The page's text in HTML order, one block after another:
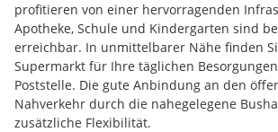
profitieren von einer hervorragenden
Apotheke, Schule und Kindergarten sind
erreichbar. In unmittelbarer Nähe finden
Supermarkt für Ihre täglichen
Poststelle. Die gute Anbindung an den
Nahverkehr durch die nahegelegene
zusätzliche Flexibilität.